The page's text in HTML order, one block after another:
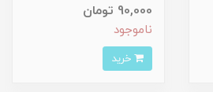
90,000 تومان
ناموجود